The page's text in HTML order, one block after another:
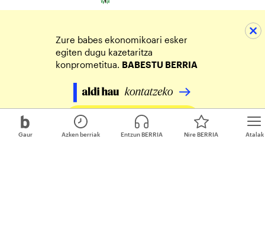
Gaur Atalak
Azken berriak Entzun BERRIA Nire BERRIA
Zure babes ekonomikoari esker
egiten dugu kazetaritza
konprometitua. BABESTU BERRIA
Egin zure ekarpena